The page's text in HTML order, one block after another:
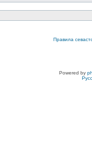
Правила
Powered by